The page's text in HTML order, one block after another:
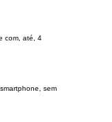
com, até, 4
sem